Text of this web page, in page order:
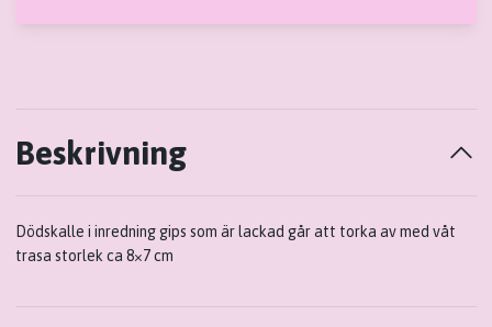
Beskrivning
Dödskalle i inredning gips som är lackad går att torka av med våt
trasa storlek ca 8×7 cm